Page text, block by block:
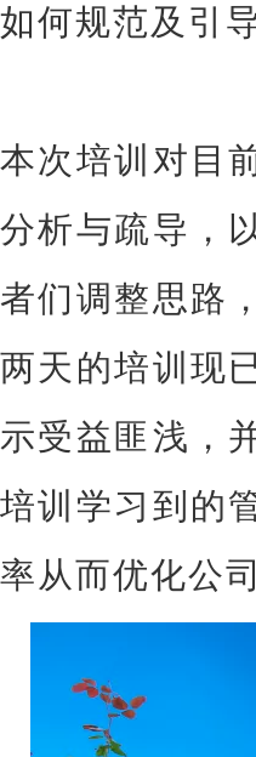
如何规范及引
本次培训对目
分析与疏导，
者们调整思路
两天的培训现
示受益匪浅，
培训学习到的
率从而优化公